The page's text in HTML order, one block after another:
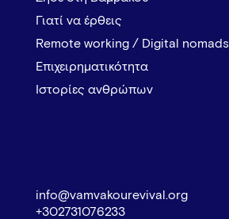
Γιατί να έρθεις
Remote working / Digital nomads
Επιχειρηματικότητα
Ιστορίες ανθρώπων
info@vamvakourevival.org
+302731076233